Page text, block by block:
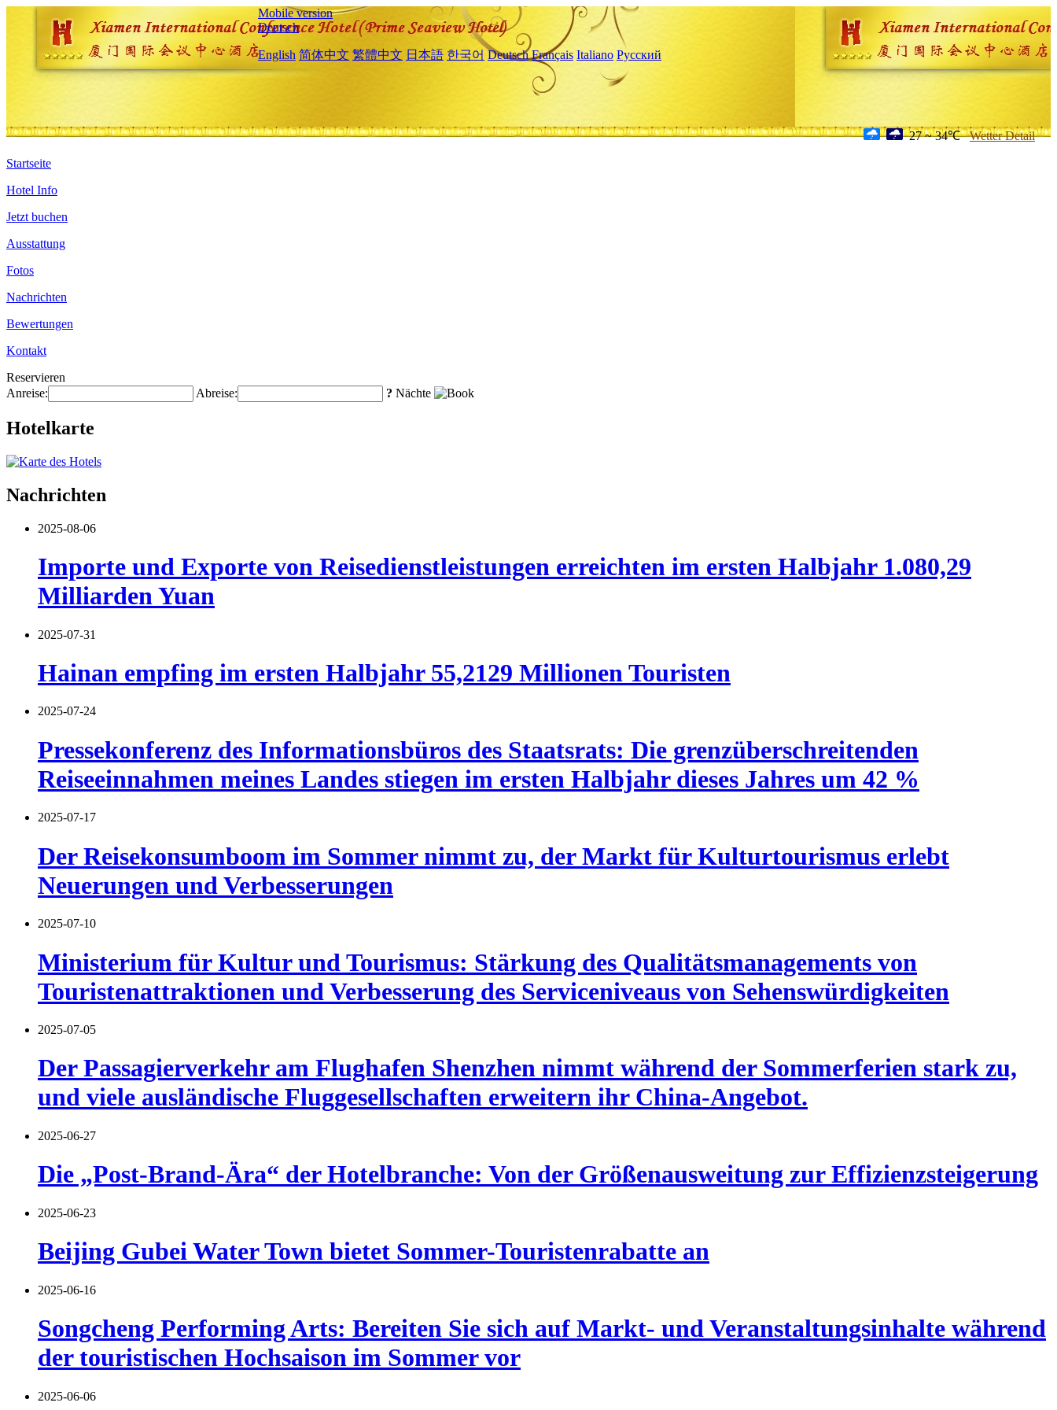
Mobile version
Deutsch
English 简体中文 繁體中文 日本語 한국어 Deutsch Français Italiano Русский
27 ~ 34℃ Wetter Detail
Startseite
Hotel Info
Jetzt buchen
Ausstattung
Fotos
Nachrichten
Bewertungen
Kontakt
Reservieren
Anreise:
Abreise: ? Nächte
Hotelkarte
Nachrichten
2025-08-06
Importe und Exporte von Reisedienstleistungen erreichten im ersten Halbjahr 1.080,29
Milliarden Yuan
2025-07-31
Hainan empfing im ersten Halbjahr 55,2129 Millionen Touristen
2025-07-24
Pressekonferenz des Informationsbüros des Staatsrats: Die grenzüberschreitenden
Reiseeinnahmen meines Landes stiegen im ersten Halbjahr dieses Jahres um 42 %
2025-07-17
Der Reisekonsumboom im Sommer nimmt zu, der Markt für Kulturtourismus erlebt
Neuerungen und Verbesserungen
2025-07-10
Ministerium für Kultur und Tourismus: Stärkung des Qualitätsmanagements von
Touristenattraktionen und Verbesserung des Serviceniveaus von Sehenswürdigkeiten
2025-07-05
Der Passagierverkehr am Flughafen Shenzhen nimmt während der Sommerferien stark zu,
und viele ausländische Fluggesellschaften erweitern ihr China-Angebot.
2025-06-27
Die „Post-Brand-Ära“ der Hotelbranche: Von der Größenausweitung zur Effizienzsteigerung
2025-06-23
Beijing Gubei Water Town bietet Sommer-Touristenrabatte an
2025-06-16
Songcheng Performing Arts: Bereiten Sie sich auf Markt- und Veranstaltungsinhalte während
der touristischen Hochsaison im Sommer vor
2025-06-06